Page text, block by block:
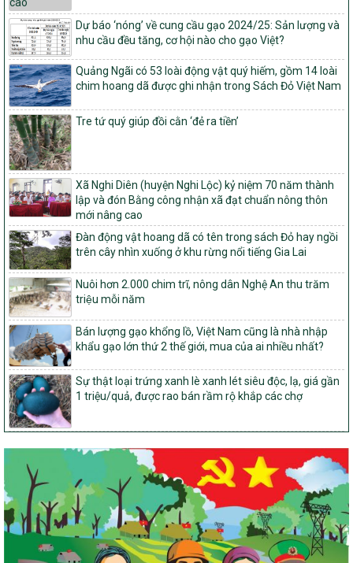
Quy định nguyên tắc, tiêu chí, định mức phân bổ ngân sách trung
ương và tỉ lệ vốn đối ứng ngân sách của địa phương thực hiện
Chương trình mục tiêu quốc gia xây dựng nông thôn mới, giảm
nghèo bền vững và phát triển kinh tế – xã hội vùng đồng bào dân
tộc thiểu số và miền núi giai đoạn 2026 – 2030
1451/QĐ-UBND
Phê duyệt danh sách các xã thuộc nhóm 1, nhóm 2, nhóm 3
trong xây dựng nông thôn mới giai đoạn 2026-2030 trên địa bàn
tỉnh Nghệ An
103/PTNT-NTM
Về việc đăng ký thực hiện Dự án liên kết theo chuỗi giá trị thuộc
Dự án 2 – Chương trình Mục tiêu quốc gia Giảm nghèo bền vững
giai đoạn 2021-2025 được kéo dài sang năm 2026
827/QĐ-BNNMT
Quyết định Ban hành Kế hoạch triển khai thực hiện Chương trình
mục tiêu quốc gia xây dựng nông thôn mới, giảm nghèo bền
vững và phát triển kinh tế – xã hội vùng đồng bào dân tộc thiểu
số và miền núi giai đoạn 2026-2035, giai đoạn I: Từ năm 2026
đến năm 2030
14/2026/TT-BNNMT
Hướng dẫn thực hiện một số nội dung tiêu chí, điều kiện thuộc Bộ
tiêu chí quốc gia về nông thôn mới giai đoạn 2026 – 2030 thuộc
phạm vi quản lý nhà nước của Bộ Nông nghiệp và Môi trường
417/QĐ-BNNMT
Phê duyệt Chương trình mục tiêu quốc gia xây dựng nông thôn
mới, giảm nghèo bền vững và phát triển kinh tế – xã hội vùng
đoạn I: Từ năm 2026 đến năm 2030
Nghị quyết số 08/2026/NQ-HĐND
Quy định nguyên tắc, tiêu chí, định mức phân bổ ngân sách trung
ương thực hiện Chương trình mục tiêu quốc gia xây dựng nông
thôn mới, giảm nghèo bền vững và phát triển kinh tế – xã hội
vùng đồng bào dân tộc thiểu số và miền núi giai đoạn 2026 –
Dự báo ‘nóng’ về cung cầu gạo 2024/25: Sản lượng và
nhu cầu đều tăng, cơ hội nào cho gạo Việt?
Quảng Ngãi có 53 loài động vật quý hiếm, gồm 14 loài
chim hoang dã được ghi nhận trong Sách Đỏ Việt Nam
Tre tứ quý giúp đồi cằn ‘đẻ ra tiền’
Xã Nghi Diên (huyện Nghi Lộc) kỷ niệm 70 năm thành
lập và đón Bằng công nhận xã đạt chuẩn nông thôn
mới nâng cao
Đàn động vật hoang dã có tên trong sách Đỏ hay ngồi
trên cây nhìn xuống ở khu rừng nổi tiếng Gia Lai
Nuôi hơn 2.000 chim trĩ, nông dân Nghệ An thu trăm
triệu mỗi năm
Bán lượng gạo khổng lồ, Việt Nam cũng là nhà nhập
khẩu gạo lớn thứ 2 thế giới, mua của ai nhiều nhất?
Sự thật loại trứng xanh lè xanh lét siêu độc, lạ, giá gần
1 triệu/quả, được rao bán rầm rộ khắp các chợ